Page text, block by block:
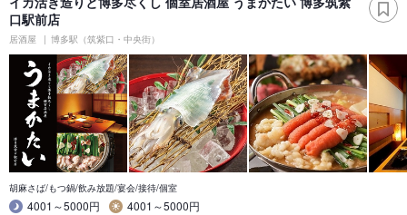
口駅前店
居酒屋 博多駅（筑紫口・中央街）
胡麻さば/もつ鍋/飲み放題/宴会/接待/個室
4001～5000円
4001～5000円